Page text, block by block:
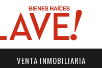
VENTA INMOBILIARIA